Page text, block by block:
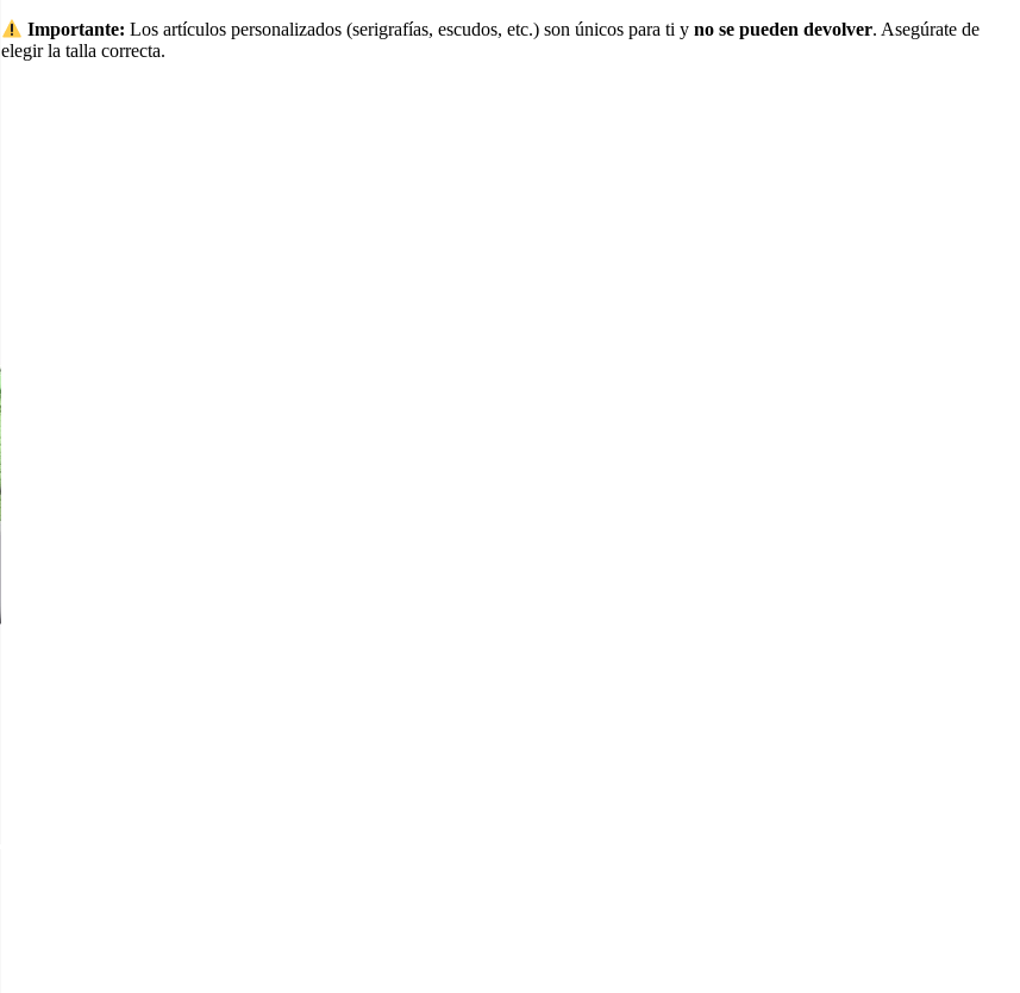
Importante: Los artículos personalizados (serigrafías, escudos, etc.) son únicos para ti yno se pueden devolver. Asegúrate de
elegir la talla correcta.